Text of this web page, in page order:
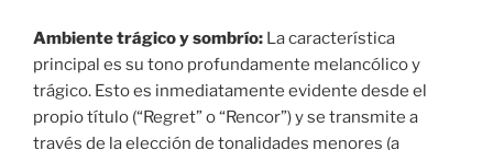
Ambiente trágico y sombrío: La característica
principal es su tono profundamente melancólico y
trágico. Esto es inmediatamente evidente desde el
propio título (“Regret” o “Rencor”) y se transmite a
través de la elección de tonalidades menores (a